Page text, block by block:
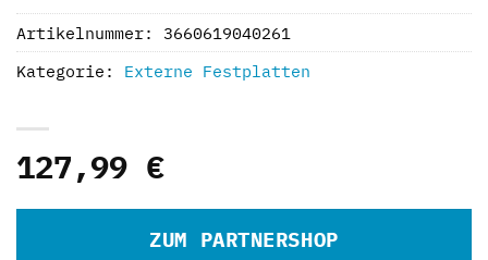
127,99 €
ZUM PARTNERSHOP
Artikelnummer: 3660619040261
Kategorie: Externe Festplatten